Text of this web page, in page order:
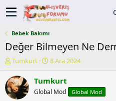
Bebek Bakımı
Değer Bilmeyen Ne
K
n
u
y
Tumkurt
B
ş
a
8 Ara 2024
Tumkurt
Global Mod Global Mod